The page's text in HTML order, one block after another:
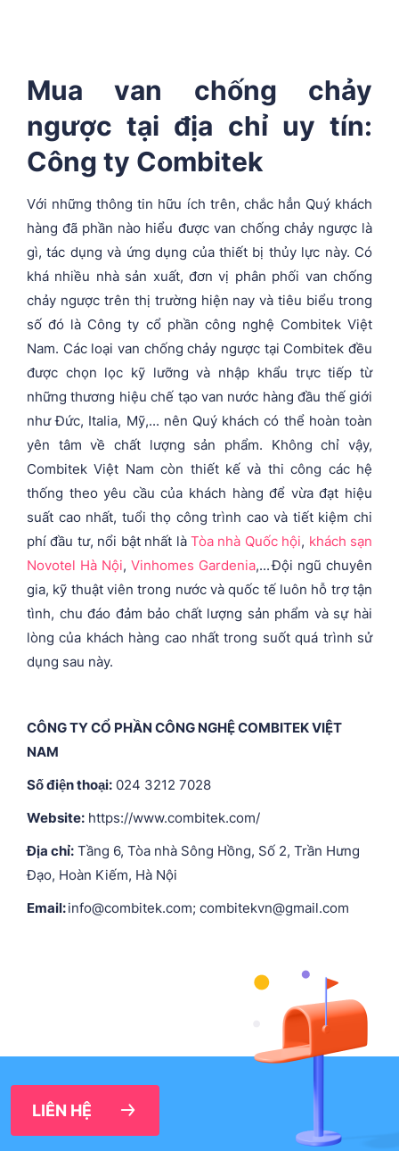
Mua van chống chảy
ngược tại địa chỉ uy tín:
Công ty Combitek
Với những thông tin hữu ích trên, chắc hẳn Quý khách
hàng đã phần nào hiểu được van chống chảy ngược là
gì, tác dụng và ứng dụng của thiết bị thủy lực này. Có
khá nhiều nhà sản xuất, đơn vị phân phối van chống
chảy ngược trên thị trường hiện nay và tiêu biểu trong
số đó là Công ty cổ phần công nghệ Combitek Việt
Nam. Các loại van chống chảy ngược tại Combitek đều
được chọn lọc kỹ lưỡng và nhập khẩu trực tiếp từ
những thương hiệu chế tạo van nước hàng đầu thế giới
như Đức, Italia, Mỹ,... nên Quý khách có thể hoàn toàn
yên tâm về chất lượng sản phẩm. Không chỉ vậy,
Combitek Việt Nam còn thiết kế và thi công các hệ
thống theo yêu cầu của khách hàng để vừa đạt hiệu
suất cao nhất, tuổi thọ công trình cao và tiết kiệm chi
phí đầu tư, nổi bật nhất là Tòa nhà Quốc hội, khách sạn
Novotel Hà Nội, Vinhomes Gardenia,... Đội ngũ chuyên
gia, kỹ thuật viên trong nước và quốc tế luôn hỗ trợ tận
tình, chu đáo đảm bảo chất lượng sản phẩm và sự hài
lòng của khách hàng cao nhất trong suốt quá trình sử
dụng sau này.
CÔNG TY CỔ PHẦN CÔNG NGHỆ COMBITEK VIỆT
NAM
Số điện thoại: 024 3212 7028
Website: https://www.combitek.com/
Địa chỉ: Tầng 6, Tòa nhà Sông Hồng, Số 2, Trần Hưng
Đạo, Hoàn Kiếm, Hà Nội
Email:info@combitek.com; combitekvn@gmail.com
LIÊN HỆ